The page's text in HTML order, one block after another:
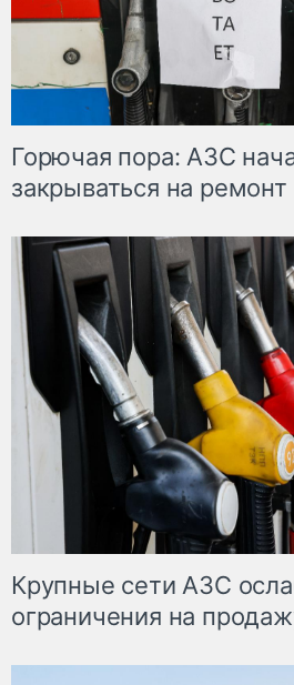
Горючая пора: АЗС
закрываться на
Крупные сети АЗС
ограничения на